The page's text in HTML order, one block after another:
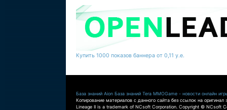
Купить 1000 показов баннера от 0,11 у.е.
База знаний Aion База знаний Tera MMOGame - новости онлайн
Копирование материалов с данного сайта без ссылок на оригинал
Lineage II is a trademark of NCsoft Corporation. Copyright © NCsoft